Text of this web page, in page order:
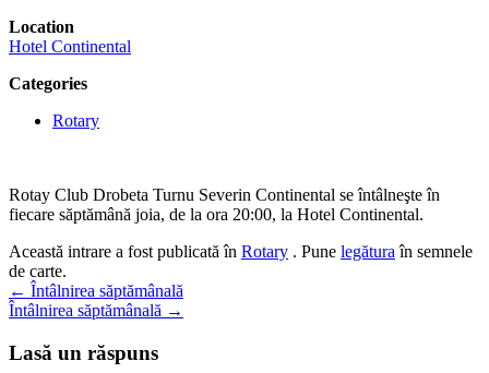
Location
Hotel Continental
Categories
Rotary
Rotay Club Drobeta Turnu Severin Continental se întâlneşte în
fiecare săptămână joia, de la ora 20:00, la Hotel Continental.
Această intrare a fost publicată în Rotary . Pune legătura în semnele
de carte.
Navigare
în
articole
← Întâlnirea săptămânală
Întâlnirea săptămânală →
Lasă un răspuns